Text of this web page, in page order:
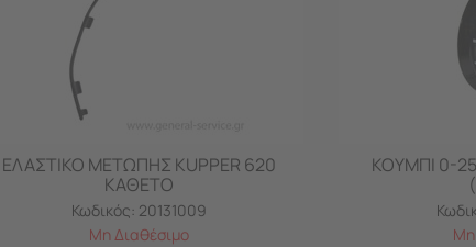
ΕΛΑΣΤΙΚΟ ΜΕΤΩΠΗΣ KUPPER 620
ΚΑΘΕΤΟ
Κωδικός: 20131009
Μη Διαθέσιμο
ΚΟΥΜΠΙ 0-
Μη